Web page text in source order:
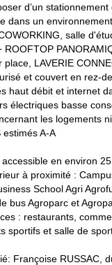
d’un stationnement
dans un
salle
ROOFTOP
LAVERIE
et couvert en rez-
haut débit et internet
électriques basse
les logements
estimés A-A
en environ
à proximité :
School Agri
bus Agroparc et
: restaurants,
sportifs et salle de
Françoise RUSSAC,